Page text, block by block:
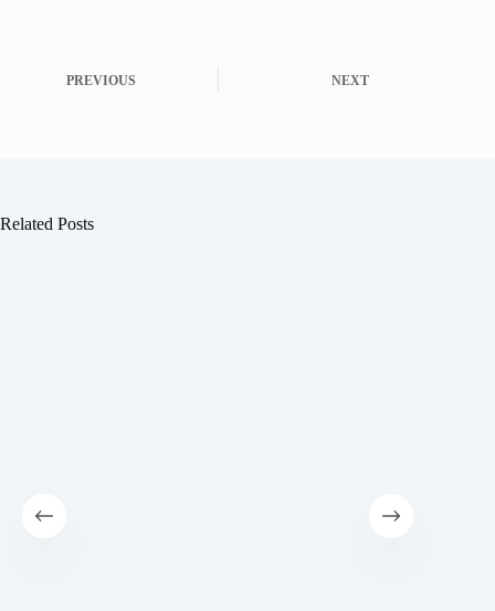
PREVIOUS NEXT
Related Posts